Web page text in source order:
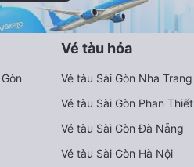
Vé tàu hỏa
Vé tàu Sài Gòn Nha Trang
Vé tàu Sài Gòn Phan Thiết
Vé tàu Sài Gòn Đà Nẵng
Vé tàu Sài Gòn Hà Nội